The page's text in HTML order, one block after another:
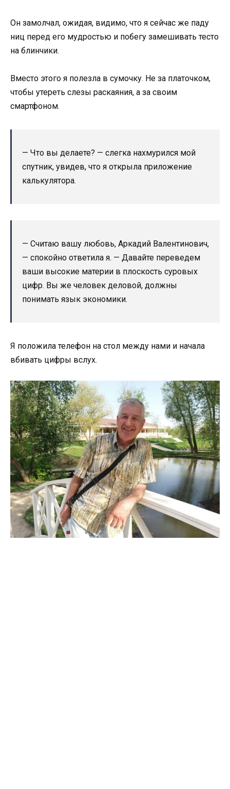
Он замолчал, ожидая, видимо, что я сейчас же паду
ниц перед его мудростью и побегу замешивать тесто
на блинчики.
Вместо этого я полезла в сумочку. Не за платочком,
чтобы утереть слезы раскаяния, а за своим
смартфоном.
— Что вы делаете? — слегка нахмурился мой
спутник, увидев, что я открыла приложение
калькулятора.
— Считаю вашу любовь, Аркадий Валентинович,
— спокойно ответила я. — Давайте переведем
ваши высокие материи в плоскость суровых
цифр. Вы же человек деловой, должны
понимать язык экономики.
Я положила телефон на стол между нами и начала
вбивать цифры вслух.